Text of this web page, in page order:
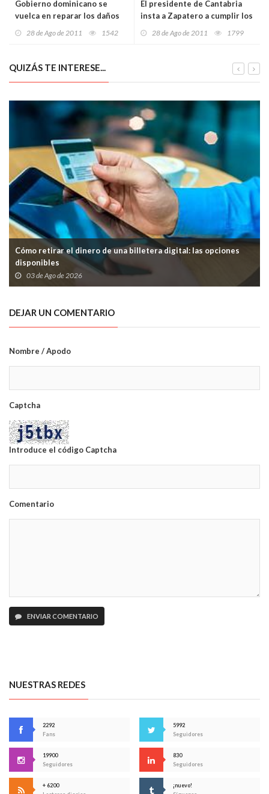
Gobierno dominicano se
vuelca en reparar los daños
Cristóbal
28 de Ago de 2011 1542
El presidente de Cantabria
insta a Zapatero a cumplir los
Comunidad
28 de Ago de 2011 1799
QUIZÁS TE INTERESE...
Cómo retirar el dinero de una billetera digital: las opciones
disponibles
03 de Ago de 2026
DEJAR UN COMENTARIO
Nombre / Apodo
Captcha
Introduce el código Captcha
Comentario
ENVIAR COMENTARIO
NUESTRAS REDES
2292
Fans
5992
Seguidores
19900
Seguidores
830
Seguidores
+ 6200
¡nuevo!